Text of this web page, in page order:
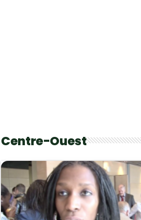
Centre-Ouest